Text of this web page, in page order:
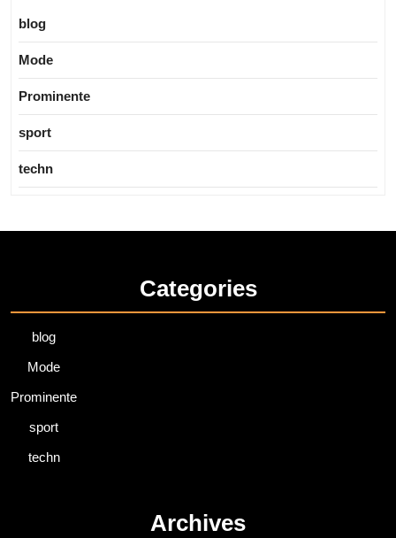
blog
Mode
Prominente
sport
techn
Categories
blog
Mode
Prominente
sport
techn
Archives